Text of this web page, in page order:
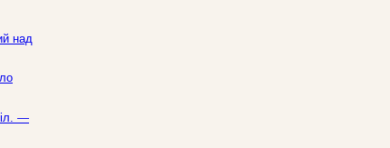
над
іл. —